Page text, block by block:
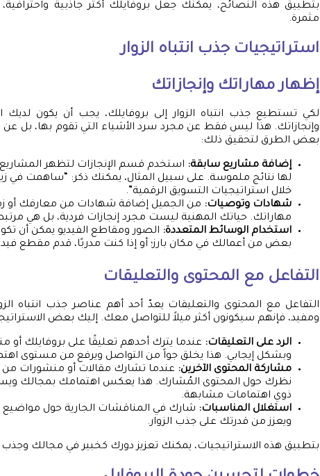
بتطبيق هذه النصائح، يمكنك جعل بروفايلك أكثر جاذبية
مثمرة.
استراتيجيات جذب انتباه الزوار
إظهار مهاراتك وإنجازاتك
لكي تستطيع جذب انتباه الزوار إلى بروفايلك، يجب أن يكون لديك
وإنجازاتك. هذا ليس فقط عن مجرد سرد الأشياء التي تقوم بها، بل
بعض الطرق لتحقيق ذلك:
إضافة مشاريع سابقة: استخدم قسم الإنجازات لتظهر
خلال استراتيجيات التسويق الرقمية”.
شهادات وتوصيات: من الجميل إضافة شهادات من معارفك أو
مهاراتك. حياتك المهنية ليست مجرد إنجازات فردية، بل هي
استخدام الوسائط المتعددة: الصور ومقاطع الفيديو يمكن أن
بعض من أعمالك في مكان بارز؛ أو إذا كنت مدربًا، قدم مقطع
التفاعل مع المحتوى والتعليقات
التفاعل مع المحتوى والتعليقات يعدّ أحد أهم عناصر جذب انتباه
ومفيد، فإنهم سيكونون أكثر ميلاً للتواصل معك. إليك بعض
الرد على التعليقات: عندما يترك أحدهم تعليقًا على بروفايلك
وبشكل إيجابي. هذا يخلق جواً من التواصل ويرفع من مستوى
مشاركة المحتوى الآخرين: عندما تشارك مقالات أو منشورات من
نظرك حول المحتوى المُشارك. هذا يعكس اهتمامك بمجالك
ذوي اهتمامات مشابهة.
استغلال المناسبات: شارك في المناقشات الجارية حول مواضيع
ويعزز من قدرتك على جذب الزوار.
بتطبيق هذه الاستراتيجيات، يمكنك تعزيز دورك كخبير في مجالك وجذب